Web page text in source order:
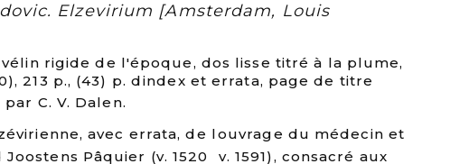
Elzevirium [Amsterdam, Louis
vélin rigide de l'époque, dos lisse titré à la plume,
213 p., (43) p. dindex et errata, page de titre
C. V. Dalen.
avec errata, de louvrage du médecin et
Pâquier (v. 1520  v. 1591), consacré aux